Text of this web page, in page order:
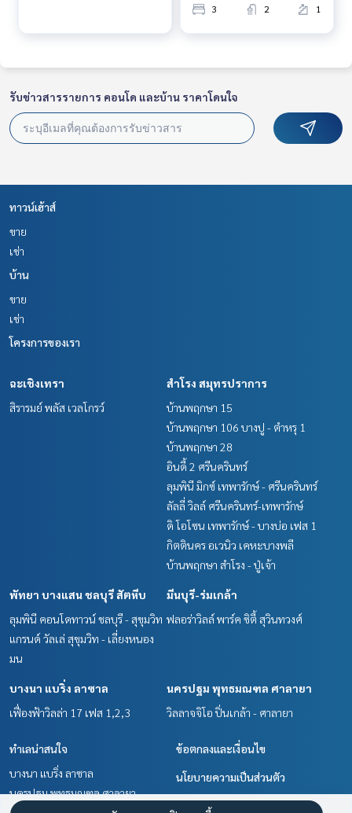
3 2 1
รับข่าวสารรายการ คอนโด และบ้าน ราคาโดนใจ
ทาวน์เฮ้าส์
ขาย
เช่า
บ้าน
ขาย
เช่า
โครงการของเรา
ฉะเชิงเทรา
สิรารมย์ พลัส เวลโกรว์
สำโรง สมุทรปราการ
บ้านพฤกษา 15
บ้านพฤกษา 106 บางปู - ตำหรุ 1
บ้านพฤกษา 28
อินดี้ 2 ศรีนครินทร์
ลุมพินี มิกซ์ เทพารักษ์ - ศรีนครินทร์
ลัลลี่ วิลล์ ศรีนครินทร์-เทพารักษ์
ดิ โอโซน เทพารักษ์ - บางบ่อ เฟส 1
กิตตินคร อเวนิว เคหะบางพลี
บ้านพฤกษา สำโรง - ปู่เจ้า
พัทยา บางแสน ชลบุรี สัตหีบ
ลุมพินี คอนโดทาวน์ ชลบุรี - สุขุมวิท
แกรนด์ วัลเล่ สุขุมวิท - เลี่ยงหนอง
มน
มีนบุรี-ร่มเกล้า
ฟลอร่าวิลล์ พาร์ค ซิตี้ สุวินทวงศ์
บางนา แบริ่ง ลาซาล
เฟื่องฟ้าวิลล่า 17 เฟส 1,2,3
นครปฐม พุทธมณฑล ศาลายา
วิลลาจจิโอ ปิ่นเกล้า - ศาลายา
ทำเลน่าสนใจ
บางนา แบริ่ง ลาซาล
นครปฐม พุทธมณฑล ศาลายา
ข้อตกลงและเงื่อนไข
นโยบายความเป็นส่วนตัว
เกี่ยวกับเรา